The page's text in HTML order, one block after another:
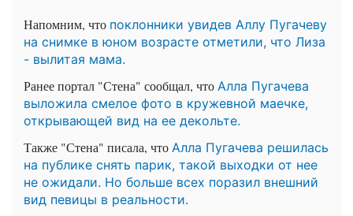
Напомним, что поклонники увидев Аллу Пугачеву
на снимке в юном возрасте отметили, что Лиза
- вылитая мама.
Ранее портал "Стена" сообщал, что Алла Пугачева
выложила смелое фото в кружевной маечке,
открывающей вид на ее декольте.
Также "Стена" писала, что Алла Пугачева решилась
на публике снять парик, такой выходки от нее
не ожидали. Но больше всех поразил внешний
вид певицы в реальности.